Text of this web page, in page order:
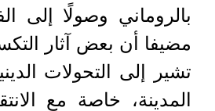
بالروماني وصولًا إلى
مضيفا أن بعض آثار
تشير إلى التحولات
المدينة، خاصة مع